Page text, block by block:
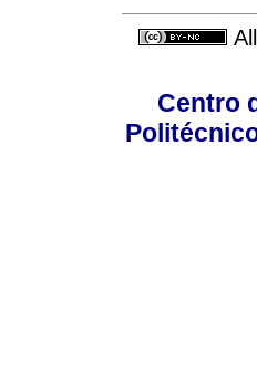
Centro